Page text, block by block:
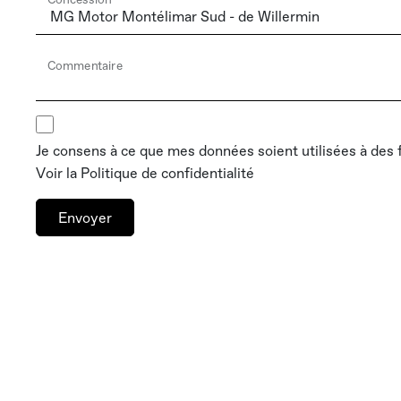
Commentaire
Je consens à ce que mes données soient utilisées à
Voir la Politique de confidentialité
Envoyer